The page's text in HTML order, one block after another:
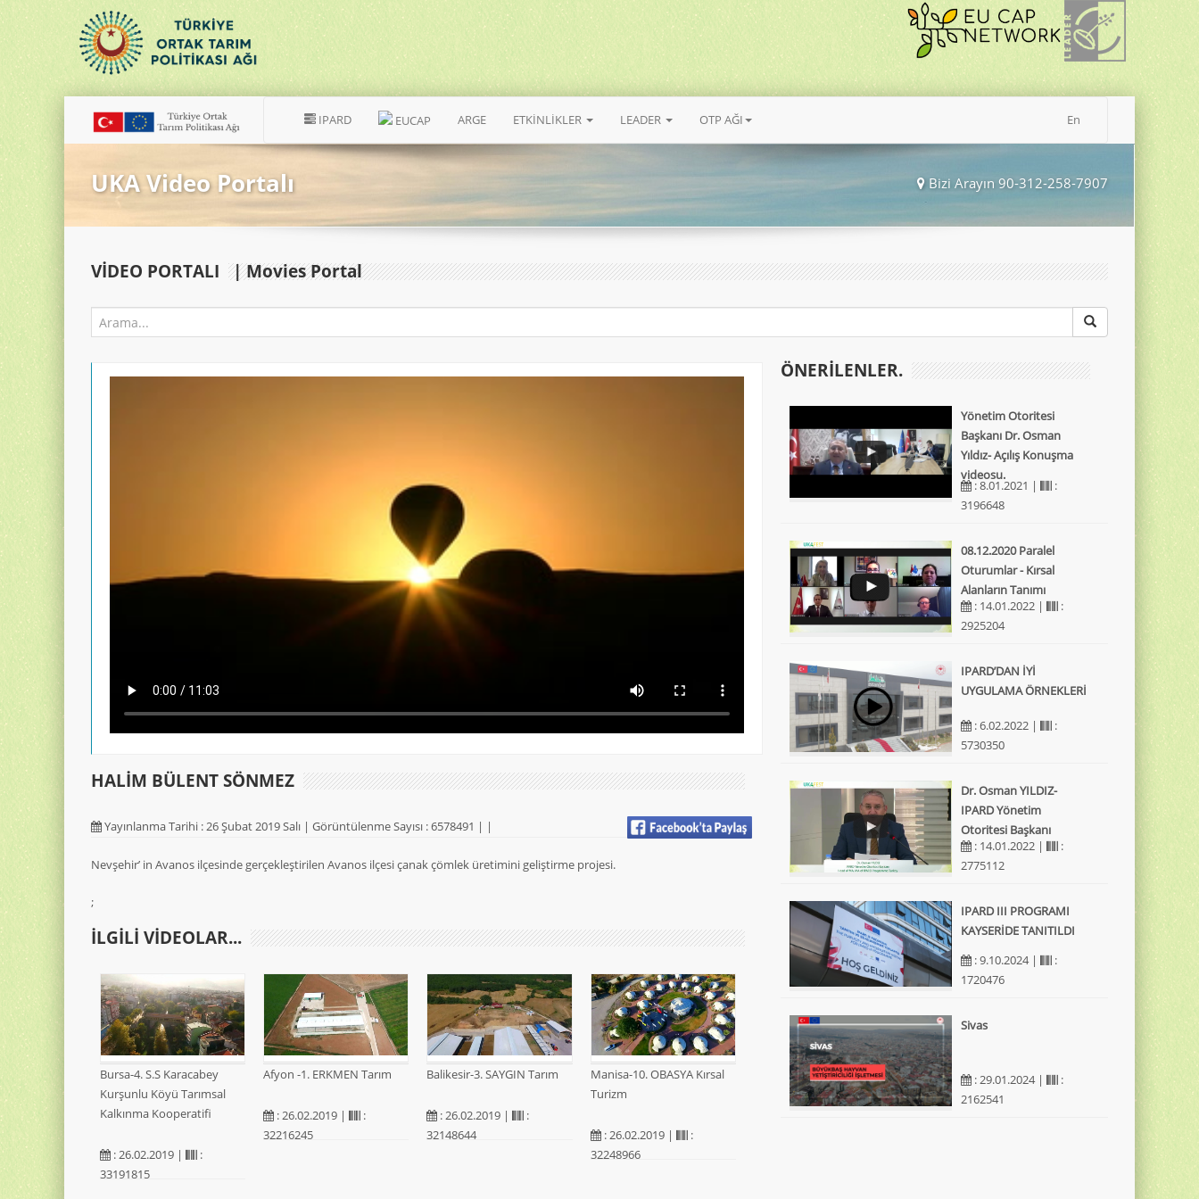
IPARD EUCAP ARGE ETKİNLİKLER LEADER OTP AĞI En
UKA Video Portalı Bizi Arayın 90-312-258-7907
VIDEO PORTALI | Movies Portal
HALIM BÜLENT SÖNMEZ
Yayınlanma Tarihi : 26 Şubat 2019 Salı | Görüntülenme Sayısı : 6578491 | |
Nevşehir’ in Avanos ilçesinde gerçekleştirilen Avanos ilçesi çanak çömlek üretimini geliştirme projesi.
;
ILGILI VIDEOLAR...
Bursa-4. S.S Karacabey
Kurşunlu Köyü Tarımsal
Kalkınma Kooperatifi
: 26.02.2019 |
:
33191815
Afyon -1. ERKMEN Tarım
: 26.02.2019 |
:
32216245
Balikesir-3. SAYGIN Tarım
: 26.02.2019 |
:
32148644
Manisa-10. OBASYA Kırsal
Turizm
: 26.02.2019 |
:
32248966
ÖNERILENLER.
Yönetim Otoritesi
Başkanı Dr. Osman
Yıldız- Açılış Konuşma
videosu.
: 8.01.2021 |
:
3196648
08.12.2020 Paralel
Oturumlar - Kırsal
Alanların Tanımı
: 14.01.2022 |
:
2925204
IPARD’DAN İYİ
UYGULAMA ÖRNEKLERİ
: 6.02.2022 |
:
5730350
Dr. Osman YILDIZ-
IPARD Yönetim
Otoritesi Başkanı
: 14.01.2022 |
:
2775112
IPARD III PROGRAMI
KAYSERİDE TANITILDI
: 9.10.2024 |
:
1720476
Sivas
: 29.01.2024 |
:
2162541